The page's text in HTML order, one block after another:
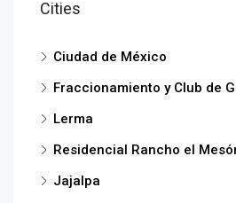
Cities
Ciudad de México
Fraccionamiento y Club de
Lerma
Residencial Rancho el
Jajalpa